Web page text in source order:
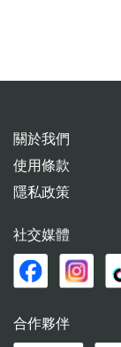
關於我們
使用條款
隱私政策
社交媒體
合作夥伴